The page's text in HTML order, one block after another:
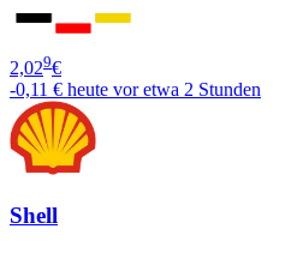
2,029€
-0,11 € heute vor etwa 2 Stunden
Shell